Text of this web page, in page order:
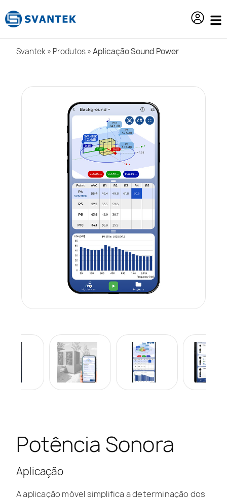
conteúdo
Svantek» Produtos»Aplicação Sound Power
Potência Sonora
Aplicação
A aplicação móvel simplifica a determinação dos